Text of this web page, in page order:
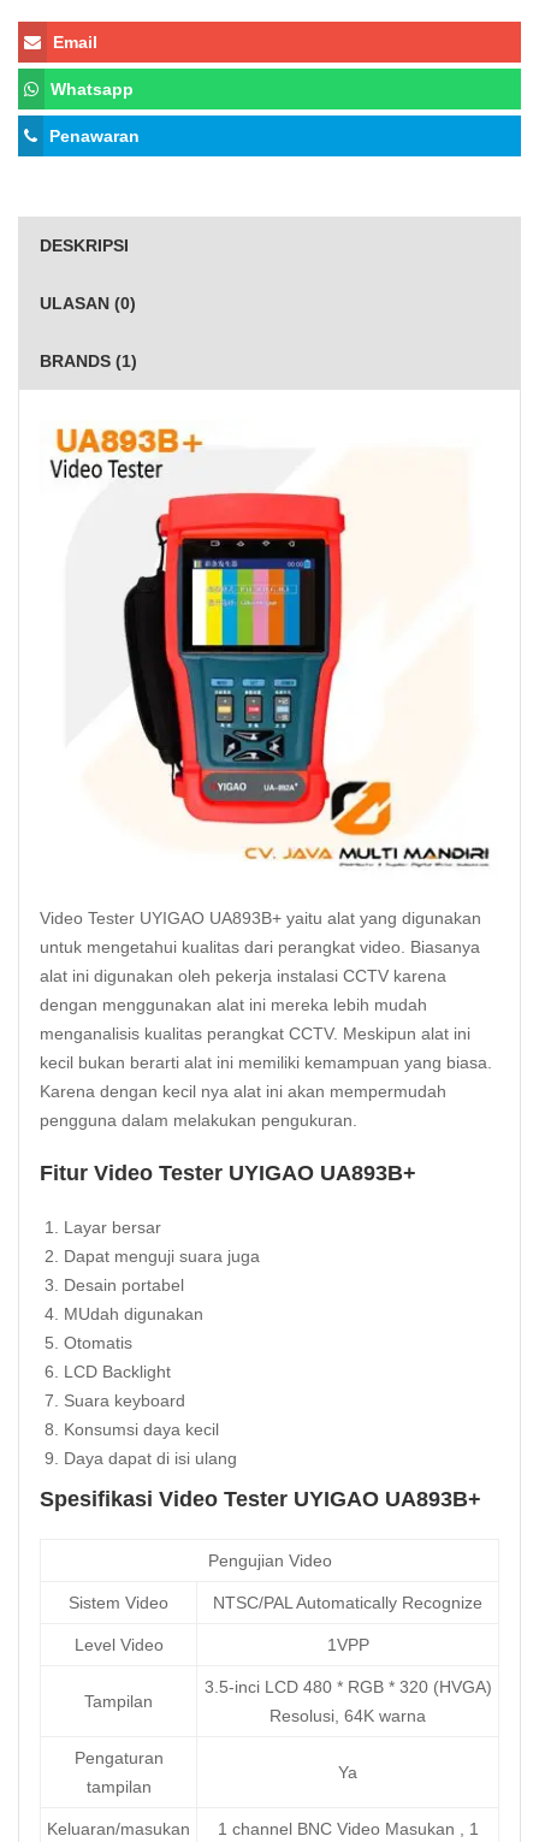
Email
Whatsapp
Penawaran
DESKRIPSI
ULASAN (0)
BRANDS (1)
Video Tester UYIGAO UA893B+ yaitu alat yang digunakan
untuk mengetahui kualitas dari perangkat video. Biasanya
alat ini digunakan oleh pekerja instalasi CCTV karena
dengan menggunakan alat ini mereka lebih mudah
menganalisis kualitas perangkat CCTV. Meskipun alat ini
kecil bukan berarti alat ini memiliki kemampuan yang biasa.
Karena dengan kecil nya alat ini akan mempermudah
pengguna dalam melakukan pengukuran.
Fitur Video Tester UYIGAO UA893B+
Layar bersar
Dapat menguji suara juga
Desain portabel
MUdah digunakan
Otomatis
LCD Backlight
Suara keyboard
Konsumsi daya kecil
Daya dapat di isi ulang
Spesifikasi Video Tester UYIGAO UA893B+
Pengujian Video
Sistem Video NTSC/PAL Automatically Recognize
Level Video 1VPP
Tampilan
3.5-inci LCD 480 * RGB * 320 (HVGA)
Resolusi, 64K warna
Pengaturan
tampilan
Ya
Keluaran/masukan 1 channel BNC Video Masukan , 1